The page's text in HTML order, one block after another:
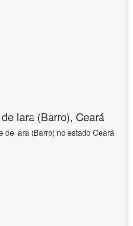
Iara (Barro), Ceará
de Iara (Barro) no estado Ceará